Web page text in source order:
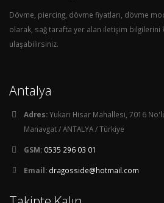
Dövme, piercing, dövme fiyatları, dövme
olarak, sağ tarafta yer alan iletişim bilgilerini
ulaşabilirsiniz.
Antalya
Adres:Yukarı Hisar Mahallesi, 7016
Manavgat / ANTALYA / Türkiye
GSM: 0535 296 03 01
Email: dragosside@hotmail.com